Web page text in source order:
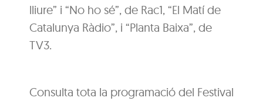
lliure” i “No ho sé”, de Rac1, “El Matí de
Catalunya Ràdio”, i “Planta Baixa”, de
TV3.
Consulta tota la programació del Festival